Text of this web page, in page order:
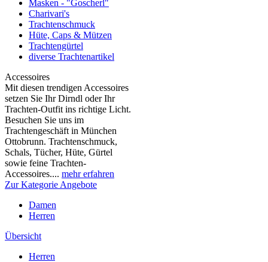
Masken - "Goscherl"
Charivari's
Trachtenschmuck
Hüte, Caps & Mützen
Trachtengürtel
diverse Trachtenartikel
Accessoires
Mit diesen trendigen Accessoires
setzen Sie Ihr Dirndl oder Ihr
Trachten-Outfit ins richtige Licht.
Besuchen Sie uns im
Trachtengeschäft in München
Ottobrunn. Trachtenschmuck,
Schals, Tücher, Hüte, Gürtel
sowie feine Trachten-
Accessoires.... mehr erfahren
Zur Kategorie Angebote
Damen
Herren
Übersicht
Herren